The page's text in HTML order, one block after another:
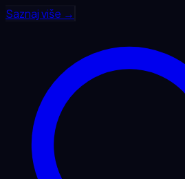
Saznaj više →